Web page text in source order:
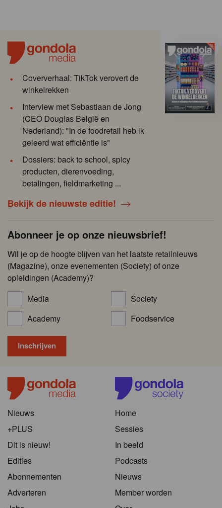
Coververhaal: TikTok verovert de
winkelrekken
Interview met Sebastiaan de Jong
(CEO Douglas België en
Nederland): "In de foodretail heb ik
geleerd wat efficiëntie is"
Dossiers: back to school, spicy
producten, dierenvoeding,
betalingen, fieldmarketing ...
Bekijk de nieuwste editie!
Abonneer je op onze nieuwsbrief!
Wil je op de hoogte blijven van het laatste retailnieuws
(Magazine), onze evenementen (Society) of onze
opleidingen (Academy)?
Media
Society
Academy
Foodservice
Nieuws
+PLUS
Dit is nieuw!
Edities
Abonnementen
Adverteren
Home
Sessies
In beeld
Podcasts
Nieuws
Member worden